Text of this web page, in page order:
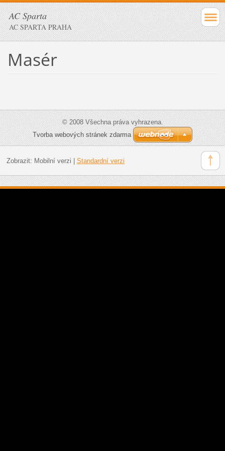
AC Sparta
AC SPARTA PRAHA
Masér
© 2008 Všechna práva vyhrazena.
Tvorba webových stránek zdarma
Zobrazit: Mobilní verzi Standardní verzi